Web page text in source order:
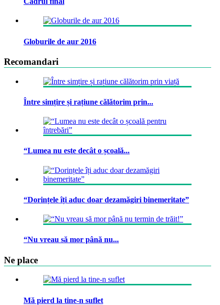
Globurile de aur 2016
Recomandari
Între simțire și rațiune călătorim prin...
“Lumea nu este decât o școală...
“Dorințele îți aduc doar dezamăgiri binemeritate”
“Nu vreau să mor până nu...
Ne place
Mă pierd la tine-n suflet